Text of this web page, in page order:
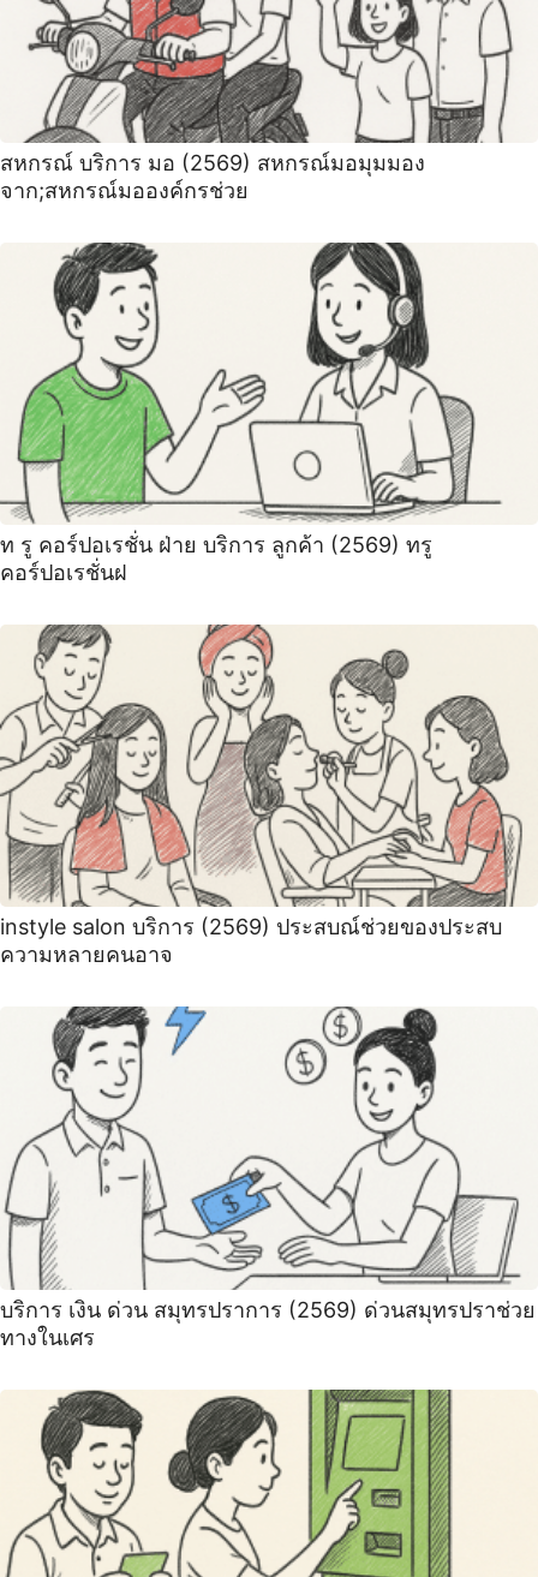
สหกรณ์ บริการ มอ (2569) สหกรณ์มอมุมมอง
จาก;สหกรณ์มอองค์กรช่วย
ท รู คอร์ปอเรชั่น ฝ่าย บริการ ลูกค้า (2569) ทรู
คอร์ปอเรชั่นฝ
instyle salon บริการ (2569) ประสบณ์ช่วยของประสบ
ความหลายคนอาจ
บริการ เงิน ด่วน สมุทรปราการ (2569) ด่วนสมุทรปราช่วย
ทางในเศร